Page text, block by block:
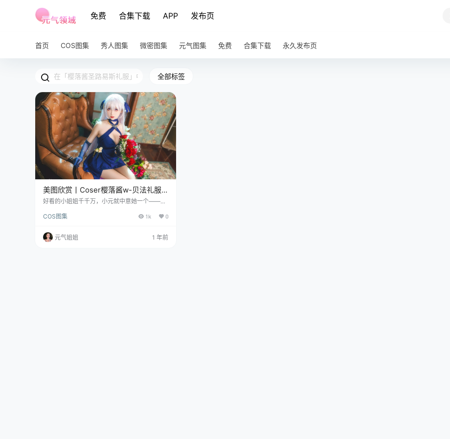
免费 合集下载 APP 发布页
首页 COS图集 秀人图集 微密图集 元气图集 免费 合集下载 永久发布页
全部标签
美图欣赏丨Coser樱落酱w-贝法礼服
[12P+225M]
好看的小姐姐千千万，小元就中意她一个——樱
摩羯座小仙女，来自广东珠海这个美丽的地方，
般的强。 免费套图，文章末尾获取 她以精湛的 c
osplay 技艺和对角色的理解而闻名。她的作品那
COS图集 1k 0
元气姐姐 1 年前